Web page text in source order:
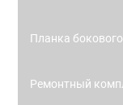
Планка
Ремонтный